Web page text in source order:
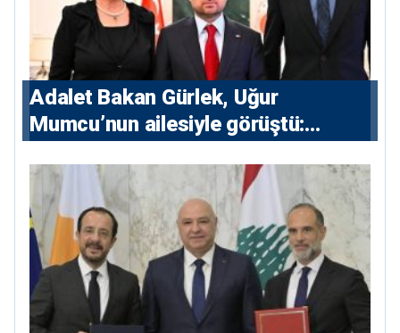
Adalet Bakan Gürlek, Uğur
Mumcu’nun ailesiyle görüştü:
devlet isterse her olayı ortaya
çıkarır”